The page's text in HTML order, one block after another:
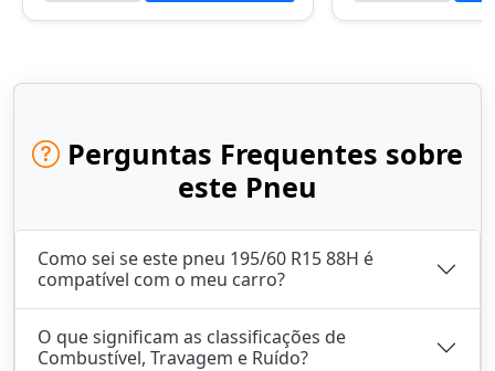
Perguntas Frequentes sobre
este Pneu
Como sei se este pneu 195/60 R15 88H é
compatível com o meu carro?
O que significam as classificações de
Combustível, Travagem e Ruído?